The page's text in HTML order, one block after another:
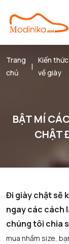
Trang
chủ
|
Kiến thức
về giày
BẬT MÍ
CHẬT
Đi giày chật sẽ
ngay các cách
chúng tôi chia
mua nhầm size,